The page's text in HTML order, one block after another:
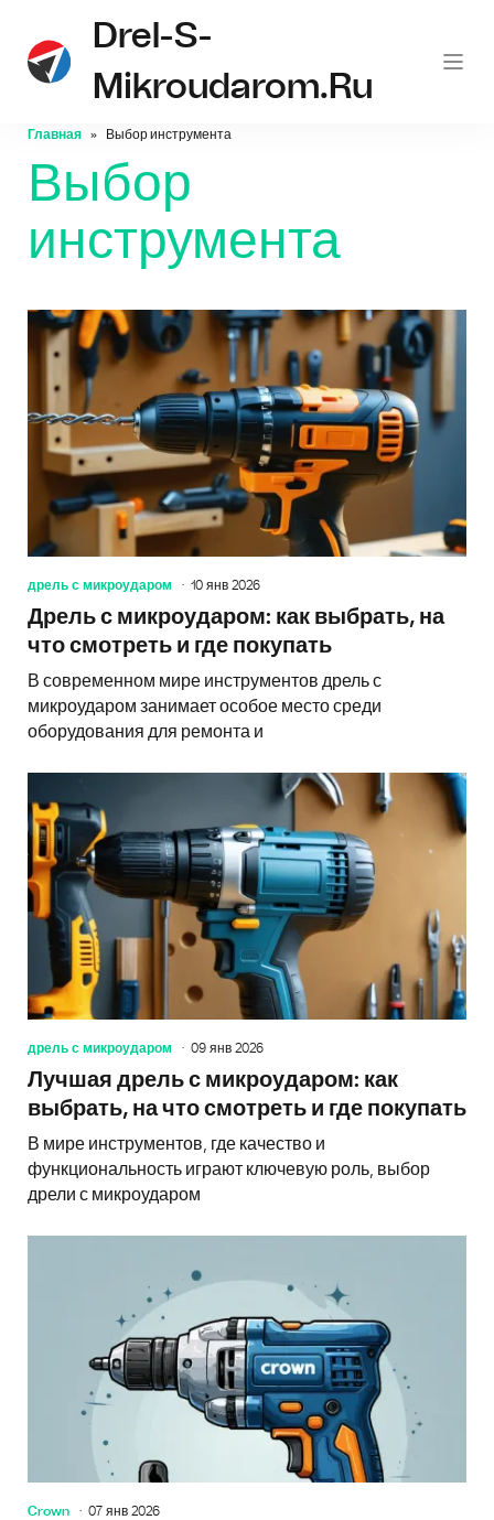
Drel-S-
Mikroudarom.ru
Главная Выбор инструмента
Выбор
инструмента
дрель с микроударом 10 янв 2026
Дрель с микроударом: как выбрать, на
что смотреть и где покупать
В современном мире инструментов дрель с
микроударом занимает особое место среди
оборудования для ремонта и
дрель с микроударом 09 янв 2026
Лучшая дрель с микроударом: как
выбрать, на что смотреть и где покупать
В мире инструментов, где качество и
функциональность играют ключевую роль, выбор
дрели с микроударом
Crown 07 янв 2026